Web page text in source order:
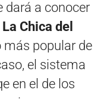
dará a conocer
La Chica del
más popular de
el sistema
en el de los